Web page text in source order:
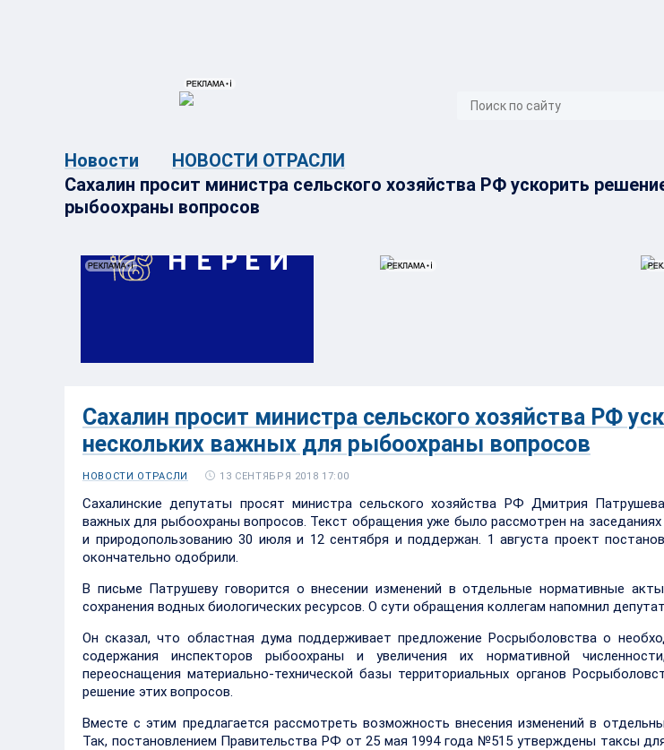
Новости
НОВОСТИ ОТРАСЛИ
Сахалин просит министра сельского хозяйства РФ ускорить
рыбоохраны вопросов
Сахалин просит министра сельского хозяйства РФ
нескольких важных для рыбоохраны вопросов
НОВОСТИ ОТРАСЛИ 13 СЕНТЯБРЯ 2018 17:00
Сахалинские депутаты просят министра сельского хозяйства РФ Дмитрия
важных для рыбоохраны вопросов. Текст обращения уже было рассмотрен на
и природопользованию 30 июля и 12 сентября и поддержан. 1 августа проект
окончательно одобрили.
В письме Патрушеву говорится о внесении изменений в отдельные нормативные
сохранения водных биологических ресурсов. О сути обращения коллегам напомнил
Он сказал, что областная дума поддерживает предложение Росрыболовства о
содержания инспекторов рыбоохраны и увеличения их нормативной
переоснащения материально-технической базы территориальных органов
решение этих вопросов.
Вместе с этим предлагается рассмотреть возможность внесения изменений в
Так, постановлением Правительства РФ от 25 мая 1994 года №515 утверждены таксы